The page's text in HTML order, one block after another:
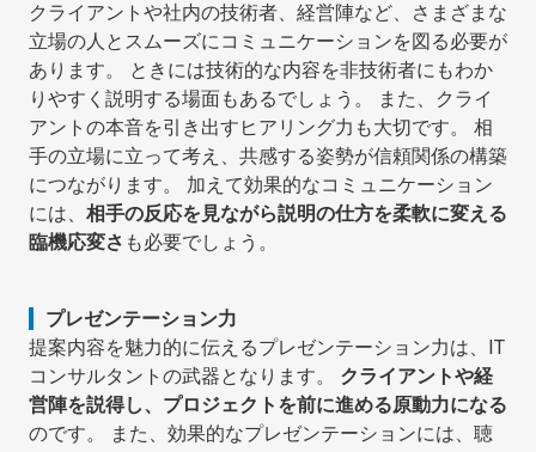
クライアントや社内の技術者、経営陣など、さまざまな
立場の人とスムーズにコミュニケーションを図る必要が
あります。 ときには技術的な内容を非技術者にもわか
りやすく説明する場面もあるでしょう。 また、クライ
アントの本音を引き出すヒアリング力も大切です。 相
手の立場に立って考え、共感する姿勢が信頼関係の構築
につながります。 加えて効果的なコミュニケーション
には、 相手の反応を見ながら説明の仕方を柔軟に変える
臨機応変さ も必要でしょう。
プレゼンテーション力
提案内容を魅力的に伝えるプレゼンテーション力は、IT
コンサルタントの武器となります。 クライアントや経
営陣を説得し、プロジェクトを前に進める原動力になる
のです。 また、効果的なプレゼンテーションには、聴